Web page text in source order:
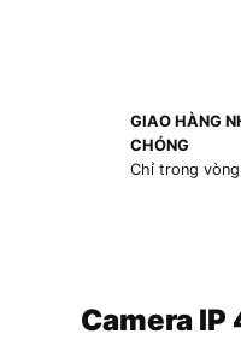
GIAO HÀNG
CHÓNG
Chỉ trong
Camera IP